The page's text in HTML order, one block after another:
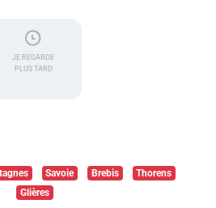
JE REGARDE
PLUS TARD
Savoie Brebis
Thorens
Glières